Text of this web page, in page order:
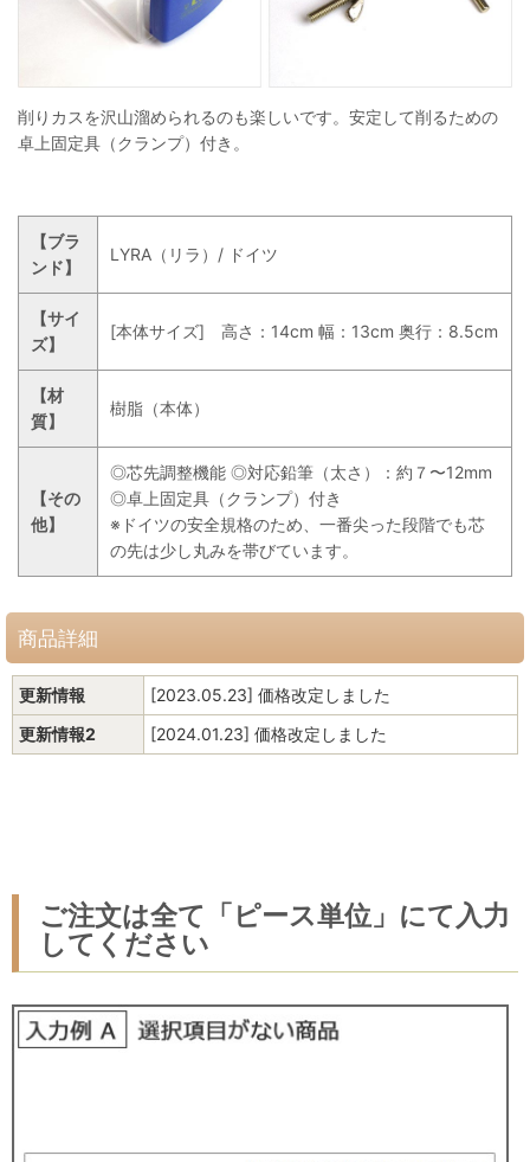
削りカスを沢山溜められるのも楽しいです。安定して削るための
卓上固定具（クランプ）付き。
【ブラ
ンド】
LYRA（リラ）/ ドイツ
【サイ
ズ】
[本体サイズ] 高さ：14cm 幅：13cm 奥行：8.5cm
【材
質】
樹脂（本体）
【その
他】
◎芯先調整機能 ◎対応鉛筆（太さ）：約７〜12mm
◎卓上固定具（クランプ）付き
※ドイツの安全規格のため、一番尖った段階でも芯
の先は少し丸みを帯びています。
商品詳細
更新情報
[2023.05.23] 価格改定しました
更新情報2
[2024.01.23] 価格改定しました
ご注文は全て「ピース単位」にて入力
してください